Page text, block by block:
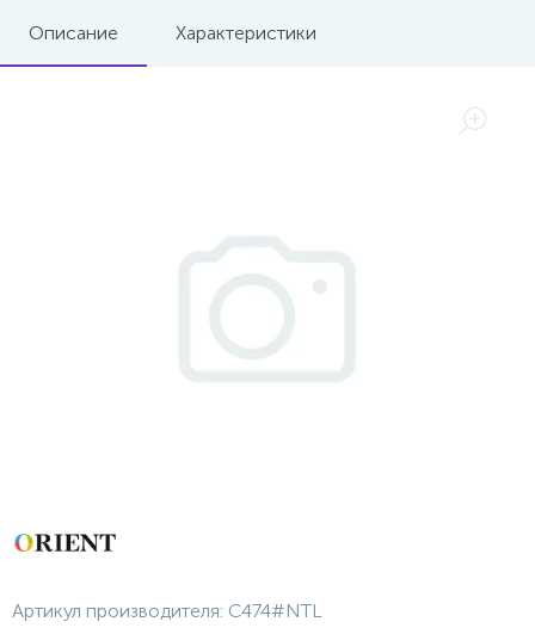
Описание Характеристики
Артикул производителя: C474#NTL